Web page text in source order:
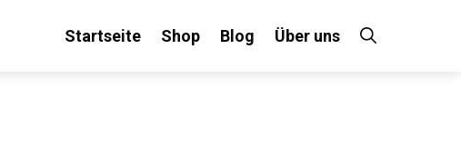
Startseite Shop Blog Über uns